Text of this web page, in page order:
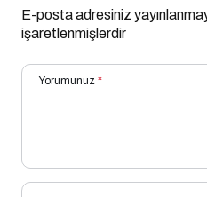
E-posta adresiniz
işaretlenmişlerdir
Yorumunuz *